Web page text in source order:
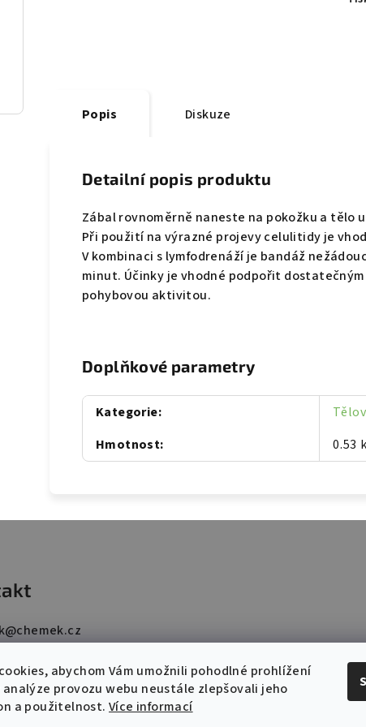
abychom Vám umožnili pohodlné prohlížení
analýze provozu webu neustále zlepšovali jeho
a použitelnost. Více informací
Popis Diskuze
Detailní popis produktu
Zábal rovnoměrně naneste na pokožku a tělo
Při použití na výrazné projevy celulitidy je
V kombinaci s lymfodrenáží je bandáž
minut. Účinky je vhodné podpořit
pohybovou aktivitou.
Doplňkové parametry
Kategorie:
Hmotnost: 0.53
@chemek.cz